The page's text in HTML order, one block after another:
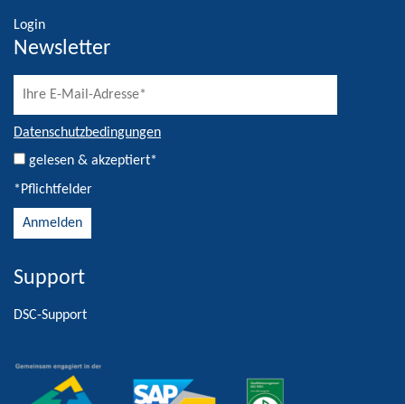
Login
Newsletter
Datenschutzbedingungen
gelesen & akzeptiert*
*Pflichtfelder
Alternative:
Support
DSC-Support